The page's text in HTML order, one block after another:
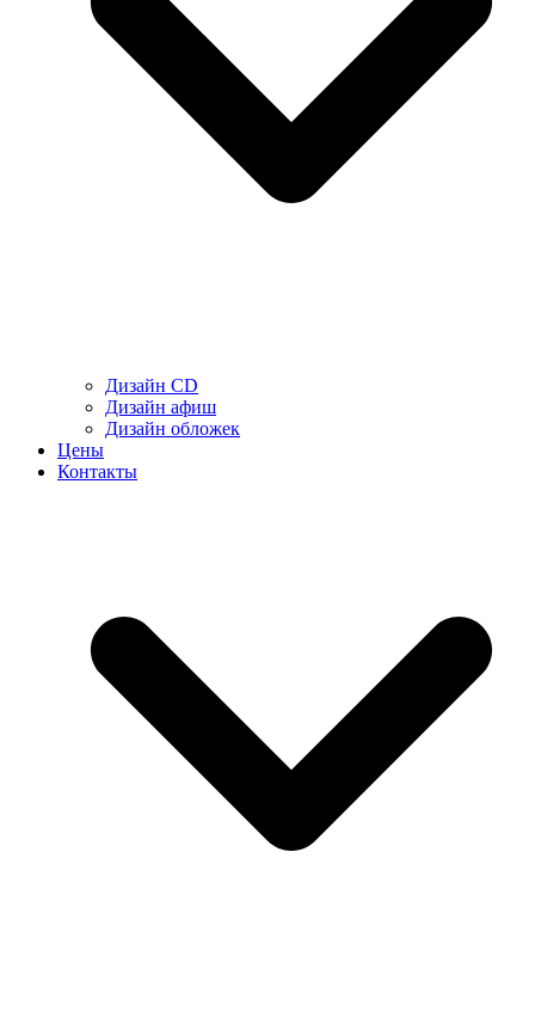
Дизайн CD
Дизайн афиш
Дизайн обложек
Цены
Контакты